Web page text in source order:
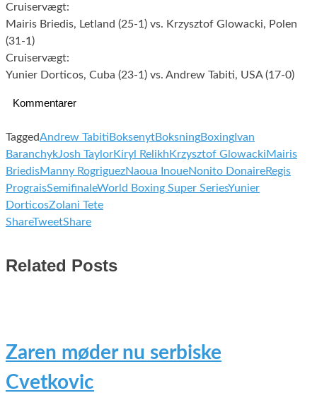
Cruiservægt:
Mairis Briedis, Letland (25-1) vs. Krzysztof Glowacki, Polen
(31-1)
Cruiservægt:
Yunier Dorticos, Cuba (23-1) vs. Andrew Tabiti, USA (17-0)
Kommentarer
TaggedAndrew Tabiti BoksenytBoksningBoxing Ivan
BaranchykJosh TaylorKiryl Relikh Krzysztof GlowackiMairis
BriedisManny RogriguezNaoua InoueNonito DonaireRegis
PrograisSemifinaleWorld Boxing Super SeriesYunier
DorticosZolani Tete
ShareTweetShare
Related Posts
Zaren møder nu serbiske
Cvetkovic